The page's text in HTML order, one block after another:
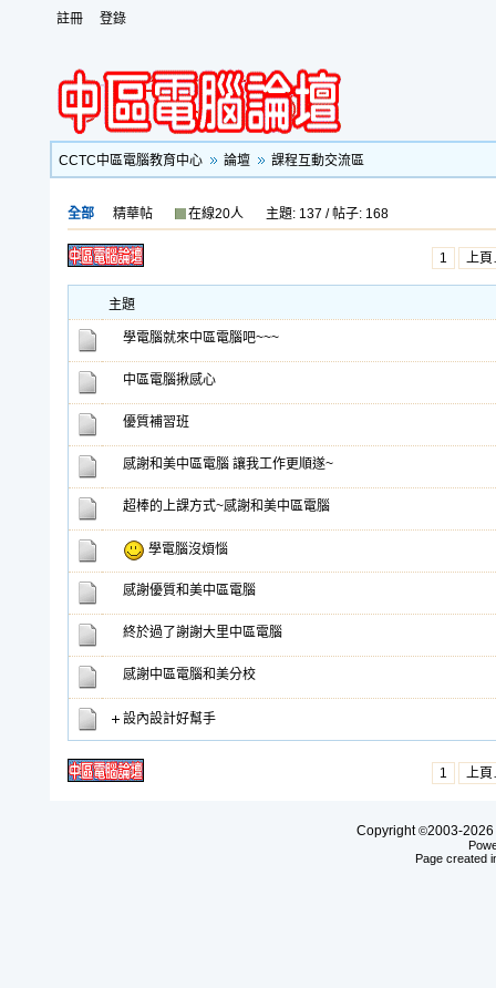
註冊 登錄
CCTC中區電腦教育中心 論壇 課程互動交流區
全部 精華帖 在線20人 主題: 137 / 帖子: 168
1 上
主題
學電腦就來中區電腦吧~~~
中區電腦揪感心
優質補習班
感謝和美中區電腦 讓我工作更順遂~
超棒的上課方式~感謝和美中區電腦
學電腦沒煩惱
感謝優質和美中區電腦
終於過了謝謝大里中區電腦
感謝中區電腦和美分校
設內設計好幫手
1 上
Copyright©2003-2026
Page created